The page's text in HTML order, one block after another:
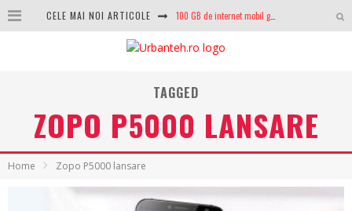
CELE MAI NOI ARTICOLE 100 GB de internet mobil gratuit de la Orange. Fără contract, fără acte și fără obligații
Analiza producției fotovoltaice în România – cât produce un sistem solar pe timp de iarnă?
TAGGED
ZOPO P5000 LANSARE
Home Zopo P5000 lansare